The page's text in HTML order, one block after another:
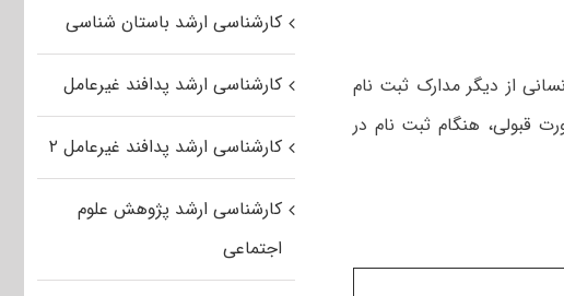
از دیگر مدارک ثبت نام
قبولی، هنگام ثبت نام در
کارشناسی ارشد باستان شناسی
کارشناسی ارشد پدافند غیرعامل
کارشناسی ارشد پدافند غیرعامل ۲
کارشناسی ارشد پژوهش علوم
اجتماعی